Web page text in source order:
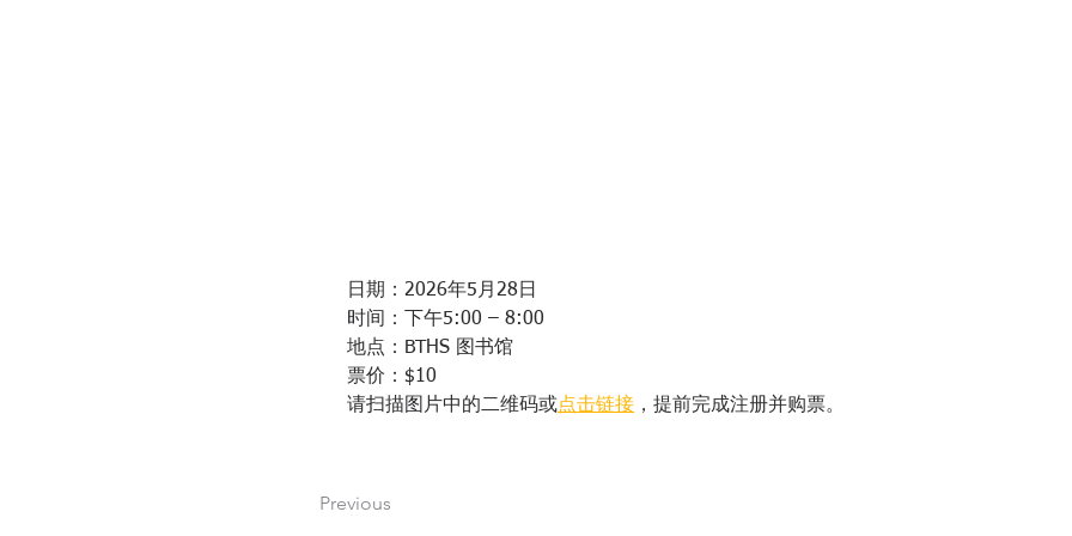
日期：2026年5月28日
时间：下午5:00 – 8:00
地点：BTHS 图书馆
票价：$10
请扫描图片中的二维码或点击链接 ，提前完成注册并购票。
Previous